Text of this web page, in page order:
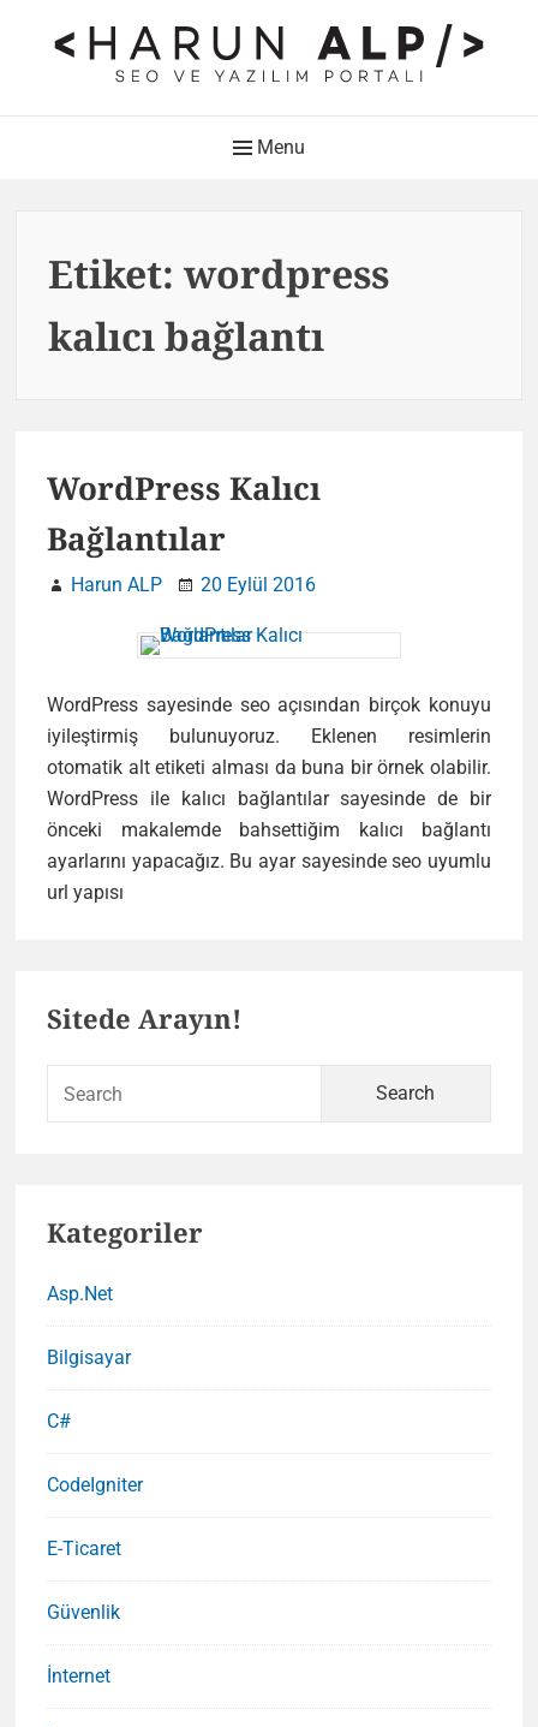
HARUN ALP Kişisel Blog –
SEO ve Yazılım Portalı
Menu
Etiket: wordpress
kalıcı bağlantı
WordPress Kalıcı
Bağlantılar
Harun ALP 20 Eylül 2016
WordPress sayesinde seo açısından birçok konuyu
iyileştirmiş bulunuyoruz. Eklenen resimlerin
otomatik alt etiketi alması da buna bir örnek olabilir.
WordPress ile kalıcı bağlantılar sayesinde de bir
önceki makalemde bahsettiğim kalıcı bağlantı
ayarlarını yapacağız. Bu ayar sayesinde seo uyumlu
url yapısı
Sitede Arayın!
Kategoriler
Asp.Net
Bilgisayar
C#
CodeIgniter
E-Ticaret
Güvenlik
İnternet